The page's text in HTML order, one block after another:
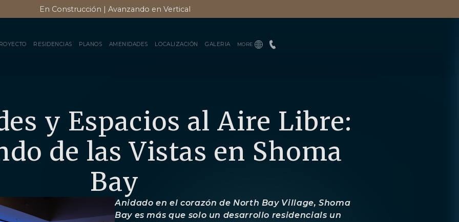
En Construcción | Avanzando en Vertical
RESIDENCIAS PLANOS AMENIDADES LOCALIZACIÓN GALERIA
MORECONTÁCTANOS
y Espacios al Aire Libre:
de las Vistas en Shoma
Bay
Anidado en el corazón de North Bay Village, Shoma
Bay es más que solo un desarrollo residencials un